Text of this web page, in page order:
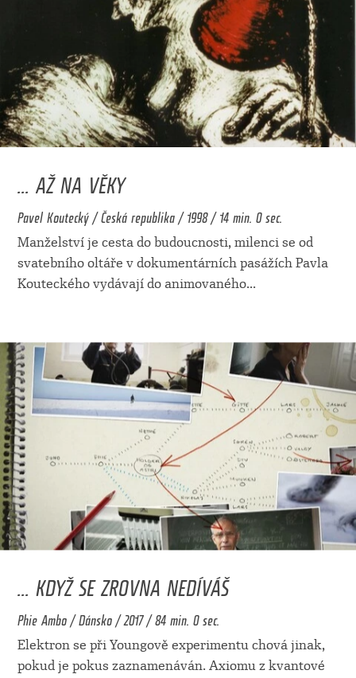
... AŽ NA VĚKY
Pavel Koutecký / Česká republika / 1998 / 14 min. 0 sec.
Manželství je cesta do budoucnosti, milenci se od
svatebního oltáře v dokumentárních pasážích Pavla
Kouteckého vydávají do animovaného...
... KDYŽ SE ZROVNA NEDÍVÁŠ
Phie Ambo / Dánsko / 2017 / 84 min. 0 sec.
Elektron se při Youngově experimentu chová jinak,
pokud je pokus zaznamenáván. Axiomu z kvantové